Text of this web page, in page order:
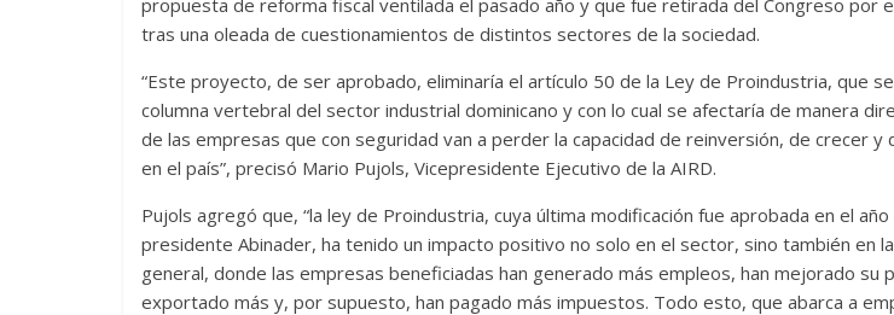
propuesta de reforma fiscal ventilada el pasado año y que fue retirada del Congreso por
tras una oleada de cuestionamientos de distintos sectores de la sociedad.
“Este proyecto, de ser aprobado, eliminaría el artículo 50 de la Ley de Proindustria, que
columna vertebral del sector industrial dominicano y con lo cual se afectaría de manera
de las empresas que con seguridad van a perder la capacidad de reinversión, de crecer y
en el país”, precisó Mario Pujols, Vicepresidente Ejecutivo de la AIRD.
Pujols agregó que, “la ley de Proindustria, cuya última modificación fue aprobada en el
presidente Abinader, ha tenido un impacto positivo no solo en el sector, sino también en
general, donde las empresas beneficiadas han generado más empleos, han mejorado su
exportado más y, por supuesto, han pagado más impuestos. Todo esto, que abarca a